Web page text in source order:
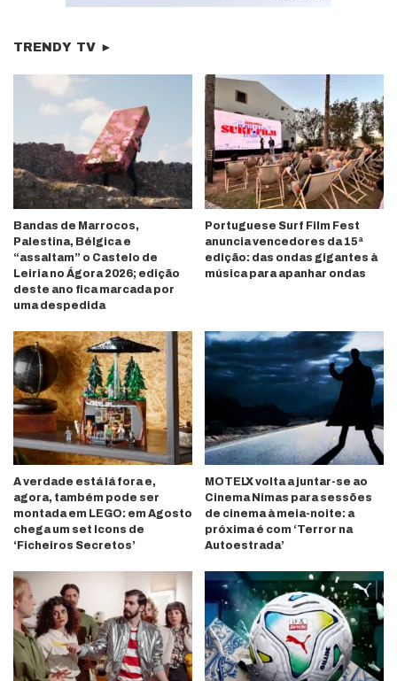
TRENDY TV ►
Bandas de Marrocos,
Palestina, Bélgica e
“assaltam” o Castelo de
Leiria no Ágora 2026; edição
deste ano fica marcada por
uma despedida
Portuguese Surf Film Fest
anuncia vencedores da 15ª
edição: das ondas gigantes à
música para apanhar ondas
A verdade está lá fora e,
agora, também pode ser
montada em LEGO: em Agosto
chega um set Icons de
‘Ficheiros Secretos’
MOTELX volta a juntar-se ao
Cinema Nimas para sessões
de cinema à meia-noite: a
próxima é com ‘Terror na
Autoestrada’